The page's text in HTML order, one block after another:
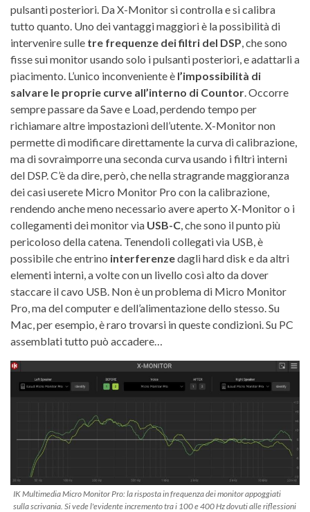
pulsanti posteriori. Da X-Monitor si controlla e si calibra
tutto quanto. Uno dei vantaggi maggiori è la possibilità di
intervenire sulle tre frequenze dei filtri del DSP , che sono
fisse sui monitor usando solo i pulsanti posteriori, e adattarli a
piacimento. L’unico inconveniente è l’impossibilità di
salvare le proprie curve all’interno di Countor . Occorre
sempre passare da Save e Load, perdendo tempo per
richiamare altre impostazioni dell’utente. X-Monitor non
permette di modificare direttamente la curva di calibrazione,
ma di sovraimporre una seconda curva usando i filtri interni
del DSP. C’è da dire, però, che nella stragrande maggioranza
dei casi userete Micro Monitor Pro con la calibrazione,
rendendo anche meno necessario avere aperto X-Monitor o i
collegamenti dei monitor via USB-C , che sono il punto più
pericoloso della catena. Tenendoli collegati via USB, è
possibile che entrino interferenzedagli hard disk e da altri
elementi interni, a volte con un livello così alto da dover
staccare il cavo USB. Non è un problema di Micro Monitor
Pro, ma del computer e dell’alimentazione dello stesso. Su
Mac, per esempio, è raro trovarsi in queste condizioni. Su PC
assemblati tutto può accadere…
IK Multimedia Micro Monitor Pro: la risposta in frequenza dei monitor appoggiati
sulla scrivania. Si vede l'evidente incremento tra i 100 e 400 Hz dovuti alle riflessioni